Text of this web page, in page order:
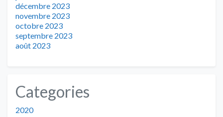
décembre 2023
novembre 2023
octobre 2023
septembre 2023
août 2023
Categories
2020